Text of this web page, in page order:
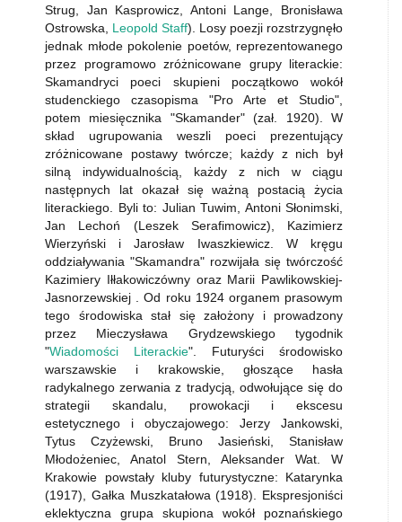
Strug, Jan Kasprowicz, Antoni Lange, Bronisława
Ostrowska, Leopold Staff). Losy poezji rozstrzygnęło
jednak młode pokolenie poetów, reprezentowanego
przez programowo zróżnicowane grupy literackie:
Skamandryci poeci skupieni początkowo wokół
studenckiego czasopisma "Pro Arte et Studio",
potem miesięcznika "Skamander" (zał. 1920). W
skład ugrupowania weszli poeci prezentujący
zróżnicowane postawy twórcze; każdy z nich był
silną indywidualnością, każdy z nich w ciągu
następnych lat okazał się ważną postacią życia
literackiego. Byli to: Julian Tuwim, Antoni Słonimski,
Jan Lechoń (Leszek Serafimowicz), Kazimierz
Wierzyński i Jarosław Iwaszkiewicz. W kręgu
oddziaływania "Skamandra" rozwijała się twórczość
Kazimiery Iłłakowiczówny oraz Marii Pawlikowskiej-
Jasnorzewskiej . Od roku 1924 organem prasowym
tego środowiska stał się założony i prowadzony
przez Mieczysława Grydzewskiego tygodnik
"Wiadomości Literackie". Futuryści środowisko
warszawskie i krakowskie, głoszące hasła
radykalnego zerwania z tradycją, odwołujące się do
strategii skandalu, prowokacji i ekscesu
estetycznego i obyczajowego: Jerzy Jankowski,
Tytus Czyżewski, Bruno Jasieński, Stanisław
Młodożeniec, Anatol Stern, Aleksander Wat. W
Krakowie powstały kluby futurystyczne: Katarynka
(1917), Gałka Muszkatałowa (1918). Ekspresjoniści
eklektyczna grupa skupiona wokół poznańskiego